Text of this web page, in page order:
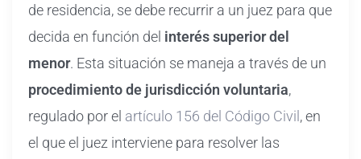
de residencia, se debe recurrir a un juez para que
decida en función del interés superior del
menor. Esta situación se maneja a través de un
procedimiento de jurisdicción voluntaria,
regulado por el artículo 156 del Código Civil, en
el que el juez interviene para resolver las